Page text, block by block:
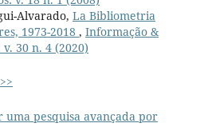
Alvarado, La Bibliometria
1973-2018 , Informação &
30 n. 4 (2020)
>>
uma pesquisa avançada por